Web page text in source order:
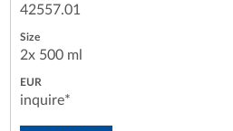
42557.01
2x 500 ml
inquire*